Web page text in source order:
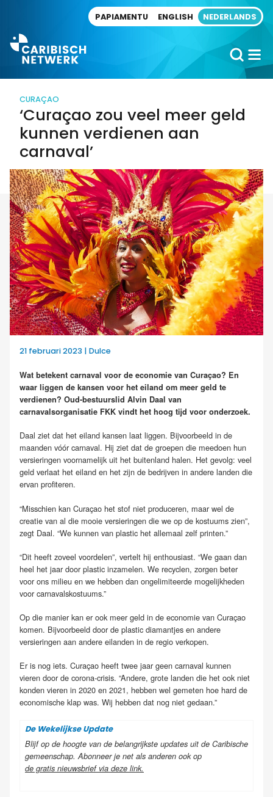
PAPIAMENTU ENGLISH NEDERLANDS
CURAÇAO
‘Curaçao zou veel meer geld
kunnen verdienen aan
carnaval’
21 februari 2023 | Dulce
Wat betekent carnaval voor de economie van Curaçao? En
waar liggen de kansen voor het eiland om meer geld te
verdienen? Oud-bestuurslid Alvin Daal van
carnavalsorganisatie FKK vindt het hoog tijd voor onderzoek.
Daal ziet dat het eiland kansen laat liggen. Bijvoorbeeld in de
maanden vóór carnaval. Hij ziet dat de groepen die meedoen hun
versieringen voornamelijk uit het buitenland halen. Het gevolg: veel
geld verlaat het eiland en het zijn de bedrijven in andere landen die
ervan profiteren.
“Misschien kan Curaçao het stof niet produceren, maar wel de
creatie van al die mooie versieringen die we op de kostuums zien”,
zegt Daal. “We kunnen van plastic het allemaal zelf printen.”
“Dit heeft zoveel voordelen”, vertelt hij enthousiast. “We gaan dan
heel het jaar door plastic inzamelen. We recyclen, zorgen beter
voor ons milieu en we hebben dan ongelimiteerde mogelijkheden
voor carnavalskostuums.”
Op die manier kan er ook meer geld in de economie van Curaçao
komen. Bijvoorbeeld door de plastic diamantjes en andere
versieringen aan andere eilanden in de regio verkopen.
Er is nog iets. Curaçao heeft twee jaar geen carnaval kunnen
vieren door de corona-crisis. “Andere, grote landen die het ook niet
konden vieren in 2020 en 2021, hebben wel gemeten hoe hard de
economische klap was. Wij hebben dat nog niet gedaan.”
De Wekelijkse Update
Blijf op de hoogte van de belangrijkste updates uit de Caribische
gemeenschap. Abonneer je net als anderen ook op
de gratis nieuwsbrief via deze link.